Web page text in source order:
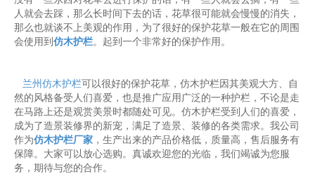
人就会去踩，那么长时间下去的话，花草很可能就会慢慢的消失，
那么也就谈不上美观的作用，为了很好的保护花草一般在它的周围
会使用到 仿木护栏。起到一个非常好的保护作用。
兰州仿木护栏可以很好的保护花草，仿木护栏因其美观大方、自
然的风格备受人们喜爱，也是推广应用广泛的一种护栏，不论是走
在马路上还是观赏美景时都随处可见。仿木护栏受到人们的喜爱，
成为了造景装修界的新宠，满足了造景、装修的各类需求。我公司
作为仿木护栏厂家，生产出来的产品价格低，质量高，售后服务有
保障。大家可以放心选购。真诚欢迎您的光临，我们竭诚为您服
务，期待与您的合作。